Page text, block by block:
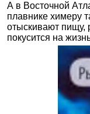
А в Восточной
плавнике химеру
отыскивают пищу,
покусится на